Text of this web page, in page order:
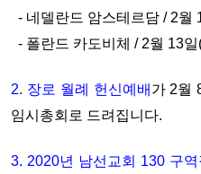
- 네델란드 암스테르담 / 2월
- 폴란드 카도비체 / 2월 13일
2. 장로 월례 헌신예배 가 2월
임시총회로 드려집니다.
3. 2020년 남선교회 130 구